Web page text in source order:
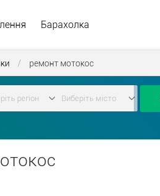
Барахолка
/ ремонт мотокос